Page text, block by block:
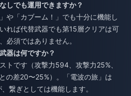
しでも運用できますか？
や「カブーム！」でも十分に機能し
れば代替武器でも第15層クリアは可
必須ではありません。
器は何ですか？
トです（攻撃力594、攻撃力25%、
の差20〜25%）。「電波の旅」は
繋ぎとしては機能します。